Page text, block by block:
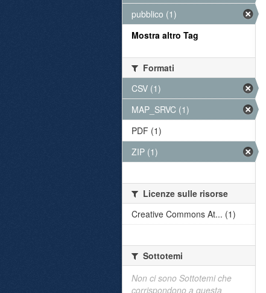
pubblico (1)
Mostra altro Tag
Formati
CSV (1)
MAP_SRVC (1)
PDF (1)
ZIP (1)
Licenze sulle risorse
Creative Commons At... (1)
Sottotemi
Non ci sono Sottotemi che
corrispondono a questa